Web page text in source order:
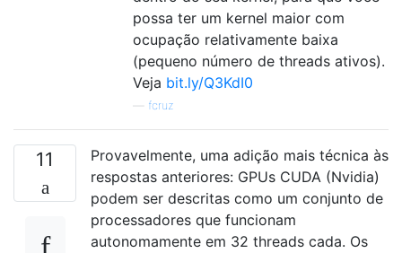
possa ter um kernel maior com
ocupação relativamente baixa
(pequeno número de threads ativos).
Veja bit.ly/Q3KdI0
fcruz
11
Provavelmente, uma adição mais técnica às
respostas anteriores: GPUs CUDA (Nvidia)
podem ser descritas como um conjunto de
processadores que funcionam
autonomamente em 32 threads cada. Os